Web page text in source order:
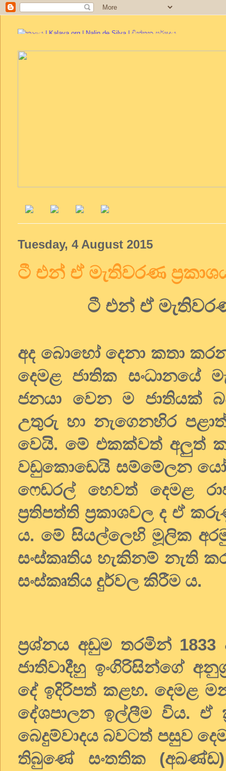
Tuesday, 4 August 2015
ටී එන් ඒ මැතිවරණ
ටී එන් ඒ
අද බොහෝ දෙනා කතා
දෙමළ ජාතික සංධානයේ
ජනයා වෙන ම ජාතියක්
උතුරු හා නැගෙනහිර
වෙයි. මේ එකක්වත් අලුත්
වඩුකොඩෙයි සම්මේලන
ෆෙඩරල් හෙවත් දෙමළ
ප්‍රතිපත්ති ප්‍රකාශවල ද ඒ
ය. මේ සියල්ලෙහි මූලික
සංස්කෘතිය හැකිනම් නැති
සංස්කෘතිය දුර්වල කිරීම ය.
ප්‍රශ්නය අඩුම තරමින්
ජාතිවාදීහු ඉංගිරිසින්ගේ
දේ ඉදිරිපත් කළහ. දෙමළ
දේශපාලන ඉල්ලීම විය. ඒ
බෙදුම්වාදය බවටත් පසුව
තිබුණේ සංතතික